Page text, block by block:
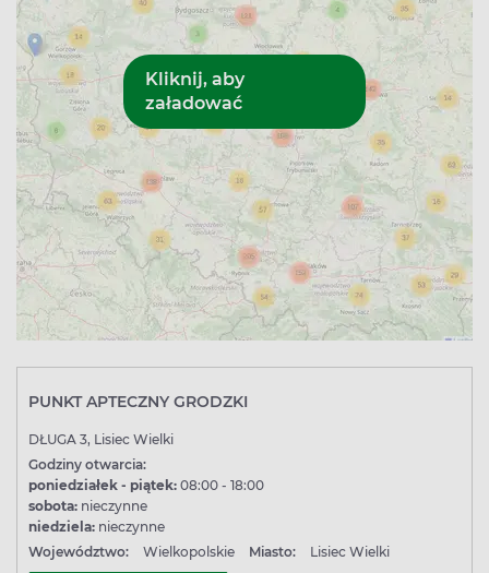
PUNKT APTECZNY GRODZKI
DŁUGA 3, Lisiec Wielki
Godziny otwarcia:
poniedziałek - piątek: 08:00 - 18:00
sobota: nieczynne
niedziela: nieczynne
Województwo:
Wielkopolskie Miasto: Lisiec Wielki